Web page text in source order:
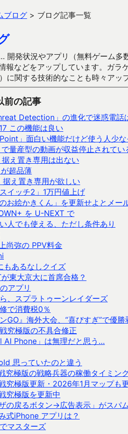
ブログ > ブログ記事一覧
開発状況やアプリ（無料ゲーム
報などをアップしています。ガ
に関する技術的なことも時々アッ
の記事
Detection」の進化で迷惑電話
この機能は良い
Point」面白い機能だけど使う人少な
量産型の動画が収益停止されてい
え置き専用は出ない
超品薄
え置き専用が欲しい
イッチ2」1万円値上げ
のお絵かきくん」を更新せよとメー
を U-NEXT で
人でも使える、ただし条件あり
尚弥の PPV料金
もあるなしクイズ
東大京大に首席合格？
アプリ
、スプラトゥーンレイダーズ
で消費税0％
ンGO』海外大会、“喜びすぎ”で優勝
究極版の不具合修正
AI Phone」は無理だと思う…
思っていたのと違う
究極版の戦略兵器の稼働タイミン
究極版更新・2026年1月マップも
究極版を更新中
ザの戻るボタン→広告表示」がスパ
式iPhone アプリは？
マスターズ